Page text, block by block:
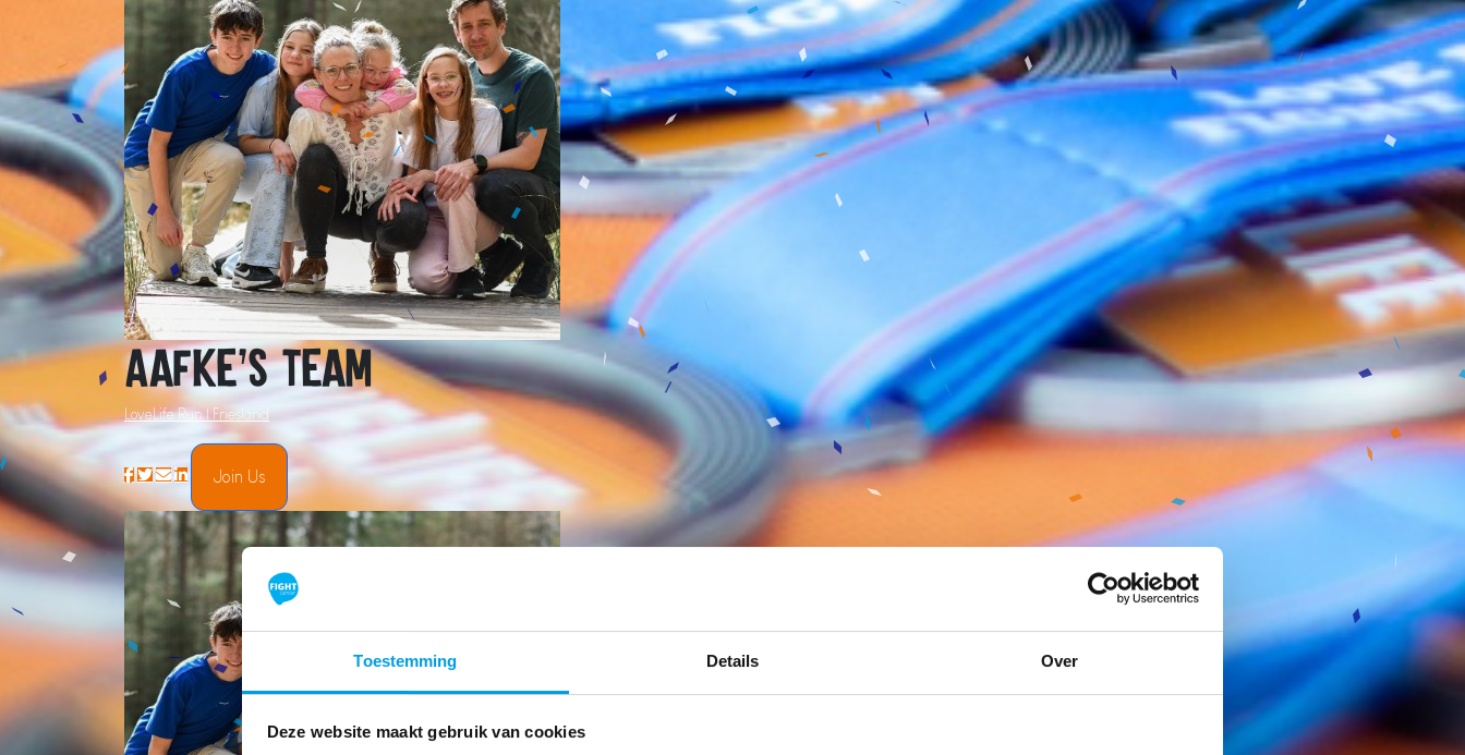
Toestemming Details Over
Deze website maakt gebruik van cookies
Aafke's team
LoveLife Run | Friesland
Join Us